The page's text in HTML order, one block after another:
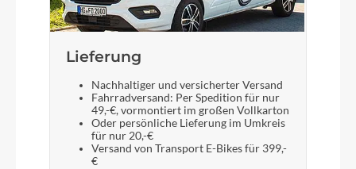
Lieferung
Nachhaltiger und versicherter Versand
Fahrradversand: Per Spedition für nur
49,-€, vormontiert im großen Vollkarton
Oder persönliche Lieferung im Umkreis
für nur 20,-€
Versand von Transport E-Bikes für 399,-
€